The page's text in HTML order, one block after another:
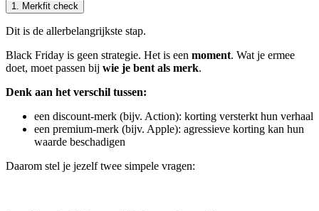
1. Merkfit check
Dit is de allerbelangrijkste stap.
Black Friday is geen strategie. Het is een moment. Wat je ermee
doet, moet passen bij wie je bent als merk.
Denk aan het verschil tussen:
een discount-merk (bijv. Action): korting versterkt hun verhaal
een premium-merk (bijv. Apple): agressieve korting kan hun
waarde beschadigen
Daarom stel je jezelf twee simpele vragen: